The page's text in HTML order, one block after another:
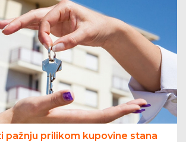
pažnju prilikom kupovine stana